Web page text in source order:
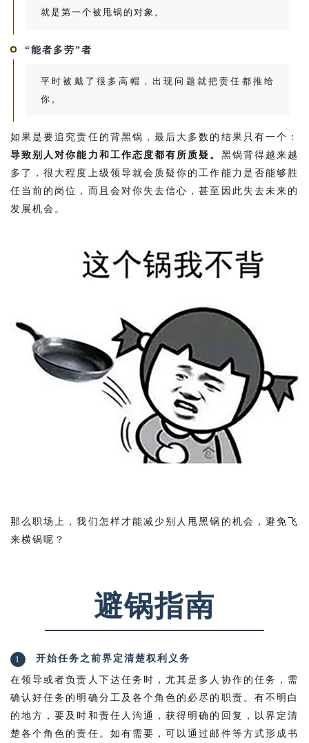
就是第一个被甩锅的对象。
“能者多劳”者
平时被戴了很多高帽，出现问题就把责任都推给
你。
如果是要追究责任的背黑锅，最后大多数的结果只有一个：
导致别人对你能力和工作态度都有所质疑。 黑锅背得越来越
多了，很大程度上级领导就会质疑你的工作能力是否能够胜
任当前的岗位，而且会对你失去信心，甚至因此失去未来的
发展机会。
那么职场上，我们怎样才能减少别人甩黑锅的机会，避免飞
来横锅呢？
避锅指南
1 开始任务之前界定清楚权利义务
在领导或者负责人下达任务时，尤其是多人协作的任务 ， 需
确认好任务的明确分工及各个角色的必尽的职责。有不明白
的地方，要及时和责任人沟通，获得明确的回复，以界定清
楚各个角色的责任。如有需要，可以通过邮件等方式形成书